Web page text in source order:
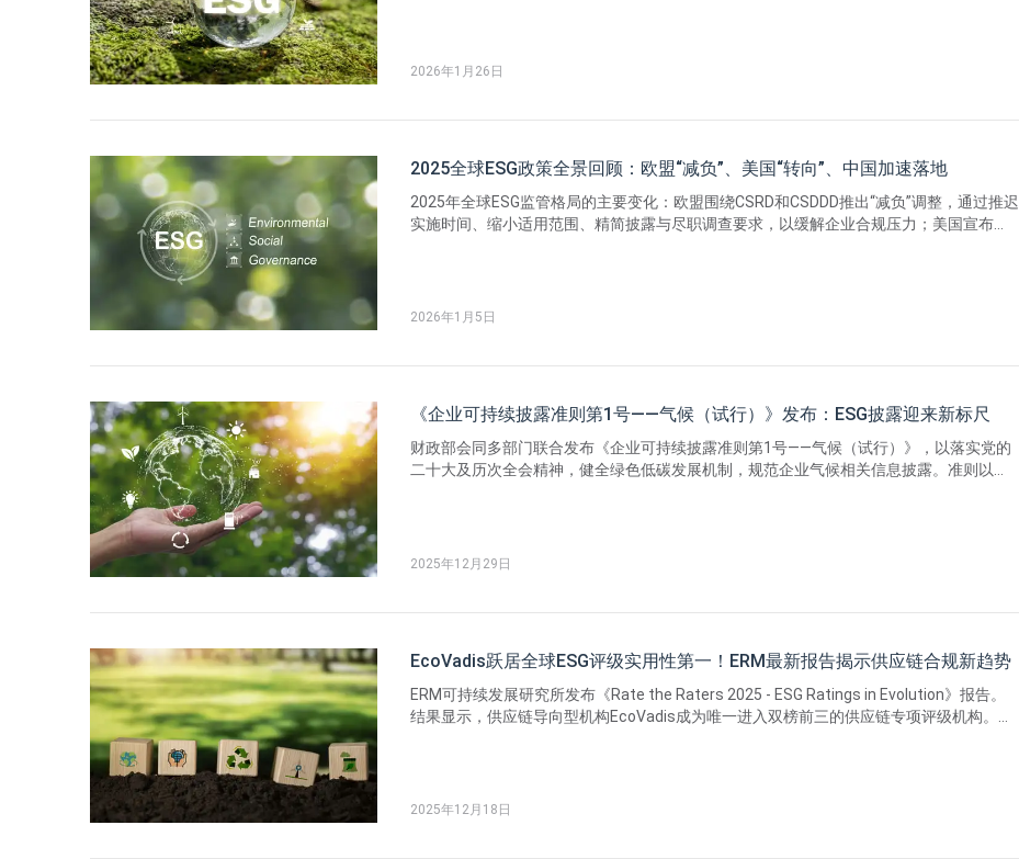
2026年1月26日
2025全球ESG政策全景回顾：欧盟“减负”、美国“转向”、中国加速落地
2025年全球ESG监管格局的主要变化：欧盟围绕CSRD和CSDDD推出“减负”调整，通过推迟
实施时间、缩小适用范围、精简披露与尽职调查要求，以缓解企业合规压力；美国宣布再
2026年1月5日
《企业可持续披露准则第1号——气候（试行）》发布：ESG披露迎来新标尺
财政部会同多部门联合发布《企业可持续披露准则第1号——气候（试行）》，以落实党的
二十大及历次全会精神，健全绿色低碳发展机制，规范企业气候相关信息披露。准则以
2025年12月29日
EcoVadis跃居全球ESG评级实用性第一！ERM最新报告揭示供应链合规新趋势
ERM可持续发展研究所发布《Rate the Raters 2025 - ESG Ratings in Evolution》报告。
结果显示，供应链导向型机构EcoVadis成为唯一进入双榜前三的供应链专项评级机构。报
2025年12月18日